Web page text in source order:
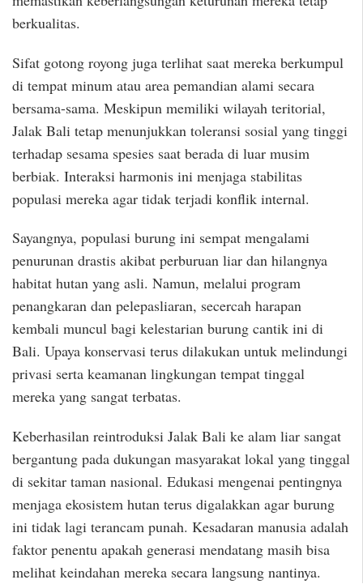
berkualitas.
Sifat gotong royong juga terlihat saat mereka berkumpul
di tempat minum atau area pemandian alami secara
bersama-sama. Meskipun memiliki wilayah teritorial,
Jalak Bali tetap menunjukkan toleransi sosial yang tinggi
terhadap sesama spesies saat berada di luar musim
berbiak. Interaksi harmonis ini menjaga stabilitas
populasi mereka agar tidak terjadi konflik internal.
Sayangnya, populasi burung ini sempat mengalami
penurunan drastis akibat perburuan liar dan hilangnya
habitat hutan yang asli. Namun, melalui program
penangkaran dan pelepasliaran, secercah harapan
kembali muncul bagi kelestarian burung cantik ini di
Bali. Upaya konservasi terus dilakukan untuk melindungi
privasi serta keamanan lingkungan tempat tinggal
mereka yang sangat terbatas.
Keberhasilan reintroduksi Jalak Bali ke alam liar sangat
bergantung pada dukungan masyarakat lokal yang tinggal
di sekitar taman nasional. Edukasi mengenai pentingnya
menjaga ekosistem hutan terus digalakkan agar burung
ini tidak lagi terancam punah. Kesadaran manusia adalah
faktor penentu apakah generasi mendatang masih bisa
melihat keindahan mereka secara langsung nantinya.